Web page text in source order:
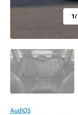
1/
AudiQ5